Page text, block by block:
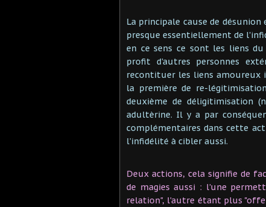
La principale cause de
presque essentiellement de
en ce sens ce sont les liens
profit d'autres personnes
recontituer les liens amoureux
la première de re-
deuxième de déligitimisation
adultèrine. Il y a par
complémentaires dans cette
l'infidélité à cibler aussi.
Deux actions, cela signifie de
de magies aussi : l'une
relation", l'autre étant plus